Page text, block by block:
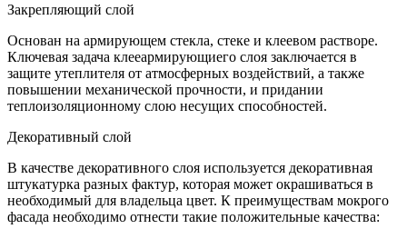
Закрепляющий слой
Основан на армирующем стекла, стеке и клеевом растворе.
Ключевая задача клееармирующиего слоя заключается в
защите утеплителя от атмосферных воздействий, а также
повышении механической прочности, и придании
теплоизоляционному слою несущих способностей.
Декоративный слой
В качестве декоративного слоя используется декоративная
штукатурка разных фактур, которая может окрашиваться в
необходимый для владельца цвет. К преимуществам мокрого
фасада необходимо отнести такие положительные качества: